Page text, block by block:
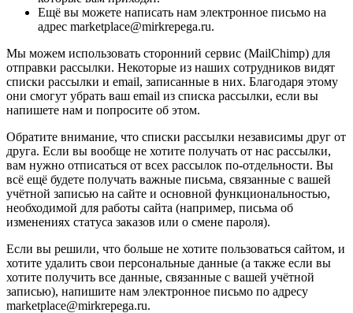
Ещё вы можете написать нам электронное письмо на
адрес marketplace@mirkrepega.ru.
Мы можем использовать сторонний сервис (MailChimp) для
отправки рассылки. Некоторые из наших сотрудников видят
списки рассылки и email, записанные в них. Благодаря этому
они смогут убрать ваш email из списка рассылки, если вы
напишете нам и попросите об этом.
Обратите внимание, что списки рассылки независимы друг от
друга. Если вы вообще не хотите получать от нас рассылки,
вам нужно отписаться от всех рассылок по-отдельности. Вы
всё ещё будете получать важные письма, связанные с вашей
учётной записью на сайте и основной функциональностью,
необходимой для работы сайта (например, письма об
изменениях статуса заказов или о смене пароля).
Если вы решили, что больше не хотите пользоваться сайтом, и
хотите удалить свои персональные данные (а также если вы
хотите получить все данные, связанные с вашей учётной
записью), напишите нам электронное письмо по адресу
marketplace@mirkrepega.ru.